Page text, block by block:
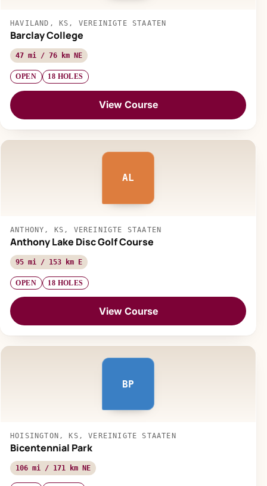
HAVILAND, KS, VEREINIGTE STAATEN
Barclay College
47 mi / 76 km NE
OPEN 18 HOLES
View Course
AL
ANTHONY, KS, VEREINIGTE STAATEN
Anthony Lake Disc Golf Course
95 mi / 153 km E
OPEN 18 HOLES
View Course
BP
HOISINGTON, KS, VEREINIGTE STAATEN
Bicentennial Park
106 mi / 171 km NE